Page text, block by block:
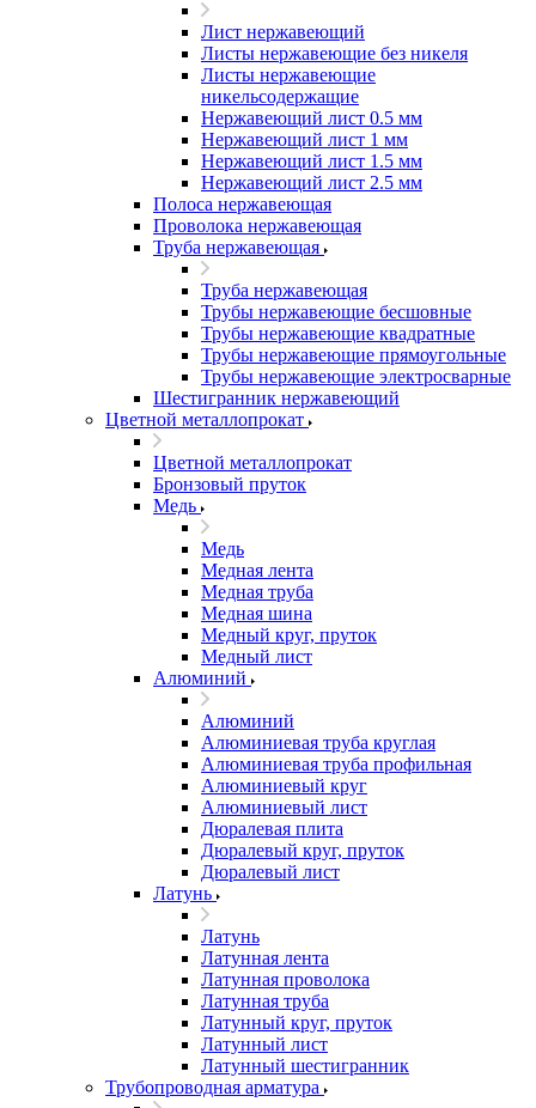
Лист нержавеющий
Листы нержавеющие без никеля
Листы нержавеющие
никельсодержащие
Нержавеющий лист 0.5 мм
Нержавеющий лист 1 мм
Нержавеющий лист 1.5 мм
Нержавеющий лист 2.5 мм
Полоса нержавеющая
Проволока нержавеющая
Труба нержавеющая
Труба нержавеющая
Трубы нержавеющие бесшовные
Трубы нержавеющие квадратные
Трубы нержавеющие прямоугольные
Трубы нержавеющие электросварные
Шестигранник нержавеющий
Цветной металлопрокат
Цветной металлопрокат
Бронзовый пруток
Медь
Медь
Медная лента
Медная труба
Медная шина
Медный круг, пруток
Медный лист
Алюминий
Алюминий
Алюминиевая труба круглая
Алюминиевая труба профильная
Алюминиевый круг
Алюминиевый лист
Дюралевая плита
Дюралевый круг, пруток
Дюралевый лист
Латунь
Латунь
Латунная лента
Латунная проволока
Латунная труба
Латунный круг, пруток
Латунный лист
Латунный шестигранник
Трубопроводная арматура